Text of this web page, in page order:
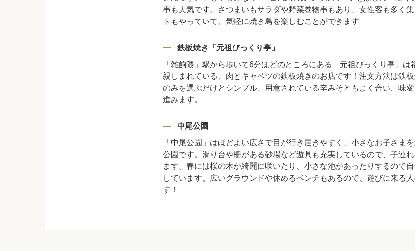
串も人気です。さつまいもサラダや野菜巻物串もあり、女性客も多く
トもやっていて、気軽に焼き鳥を楽しむことができます！
鉄板焼き「元祖びっくり亭」
「雑餉隈」駅から歩いて6分ほどのところにある「元祖びっくり亭」は
親しまれている、肉とキャベツの鉄板焼きのお店です！注文方法は鉄
のみを選ぶだけとシンプル。用意されている辛みそともよく合い、味
進みます。
中尾公園
「中尾公園」はほどよい広さで目が行き届きやすく、小さなお子さま
公園です。滑り台や柵がある砂場など遊具も充実しているので、子連
ます。春には桜の木が綺麗に咲いたり、小さな池があったりするので
しています。広いグラウンドや休めるベンチもあるので、遊びに来る
す！